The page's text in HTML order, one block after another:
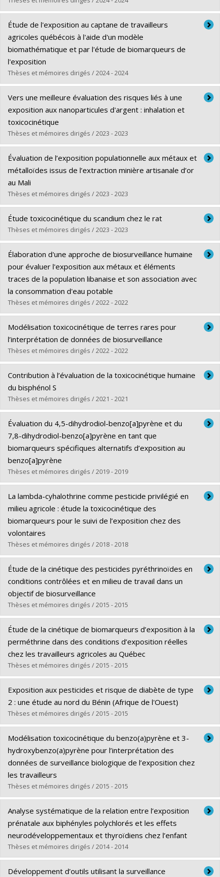
Diplômé(e) :Bossou, Yélian Marc
Cycle :Doctorat
Diplôme obtenu :Ph. D.
Lien vers le document dans Papyrus
Étude de l'exposition au captane de travailleurs
agricoles québécois à l'aide d'un modèle
biomathématique et par l'étude de biomarqueurs de
l'exposition
Thèses et mémoires dirigés / 2024 - 2024
Diplômé(e) :Paitier, Maëlys
Cycle :Maîtrise
Diplôme obtenu :
Lien vers le document dans Papyrus
Vers une meilleure évaluation des risques liés à une
exposition aux nanoparticules d'argent : inhalation et
toxicocinétique
Thèses et mémoires dirigés / 2023 - 2023
Diplômé(e) : Andriamasinoro, Sandra Nirina
Cycle :Doctorat
Diplôme obtenu :
Lien vers le document dans Papyrus
Évaluation de l’exposition populationnelle aux métaux et
métalloïdes issus de l’extraction minière artisanale d’or
au Mali
Thèses et mémoires dirigés / 2023 - 2023
Diplômé(e) :Diarra, Zeïnaba
Cycle : Maîtrise
Diplôme obtenu :M. Sc.
Lien vers le document dans Papyrus
Étude toxicocinétique du scandium chez le rat
Thèses et mémoires dirigés / 2023 - 2023
Diplômé(e) :Nnomo Assene, Aristine Augustine
Cycle :Maîtrise
Diplôme obtenu :M. Sc.
Lien vers le document dans Papyrus
Élaboration d'une approche de biosurveillance humaine
pour évaluer l'exposition aux métaux et éléments
traces de la population libanaise et son association avec
la consommation d'eau potable
Thèses et mémoires dirigés / 2022 - 2022
Diplômé(e) : Nasser Eddine, Nessrine
Cycle :Maîtrise
Diplôme obtenu :M. Sc.
Lien vers le document dans Papyrus
Modélisation toxicocinétique de terres rares pour
l’interprétation de données de biosurveillance
Thèses et mémoires dirigés / 2022 - 2022
Diplômé(e) :Desrosiers, Mathieu
Cycle :Maîtrise
Diplôme obtenu :M. Sc.
Lien vers le document dans Papyrus
Contribution à l’évaluation de la toxicocinétique humaine
du bisphénol S
Thèses et mémoires dirigés / 2021 - 2021
Diplômé(e) : Khmiri, Imen
Cycle :Maîtrise
Diplôme obtenu :M. Sc.
Lien vers le document dans Papyrus
Évaluation du 4,5-dihydrodiol-benzo[a]pyrène et du
7,8-dihydrodiol-benzo[a]pyrène en tant que
biomarqueurs spécifiques alternatifs d’exposition au
benzo[a]pyrène
Thèses et mémoires dirigés / 2019 - 2019
Diplômé(e) :Odenigbo, Chukwudum
Cycle :Maîtrise
Diplôme obtenu :M. Sc.
Lien vers le document dans Papyrus
La lambda-cyhalothrine comme pesticide privilégié en
milieu agricole : étude la toxicocinétique des
biomarqueurs pour le suivi de l’exposition chez des
volontaires
Thèses et mémoires dirigés / 2018 - 2018
Diplômé(e) :Khemiri, Rania
Cycle :Maîtrise
Diplôme obtenu :M. Sc.
Lien vers le document dans Papyrus
Étude de la cinétique des pesticides pyréthrinoïdes en
conditions contrôlées et en milieu de travail dans un
objectif de biosurveillance
Thèses et mémoires dirigés / 2015 - 2015
Diplômé(e) :Ratelle, Mylène
Cycle :Doctorat
Diplôme obtenu :Ph. D.
Lien vers le document dans Papyrus
Étude de la cinétique de biomarqueurs d’exposition à la
perméthrine dans des conditions d’exposition réelles
chez les travailleurs agricoles au Québec
Thèses et mémoires dirigés / 2015 - 2015
Diplômé(e) :Ferland, Stéphanie
Cycle : Maîtrise
Diplôme obtenu :M. Sc.
Lien vers le document dans Papyrus
Exposition aux pesticides et risque de diabète de type
2 : une étude au nord du Bénin (Afrique de l'Ouest)
Thèses et mémoires dirigés / 2015 - 2015
Diplômé(e) : Azandjeme, Colette Sylvie
Cycle :Doctorat
Diplôme obtenu :Ph. D.
Lien vers le document dans Papyrus
Modélisation toxicocinétique du benzo(a)pyrène et 3-
hydroxybenzo(a)pyrène pour l’interprétation des
données de surveillance biologique de l’exposition chez
les travailleurs
Thèses et mémoires dirigés / 2015 - 2015
Diplômé(e) :Heredia Ortiz, Roberto
Cycle :Doctorat
Diplôme obtenu :Ph. D.
Lien vers le document dans Papyrus
Analyse systématique de la relation entre l’exposition
prénatale aux biphényles polychlorés et les effets
neurodéveloppementaux et thyroïdiens chez l’enfant
Thèses et mémoires dirigés / 2014 - 2014
Diplômé(e) :El Majidi, Naïma
Développement d’outils utilisant la surveillance